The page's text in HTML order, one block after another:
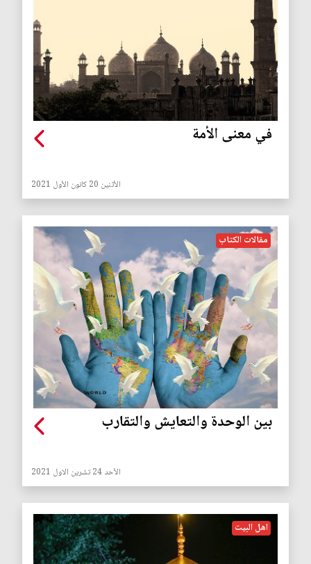
في معنى الأمة
الأثنين 20 كانون الأول 2021
مقالات الكتاب
بين الوحدة والتعايش والتقارب
الأحد 24 تشرين الاول 2021
اهل البيت